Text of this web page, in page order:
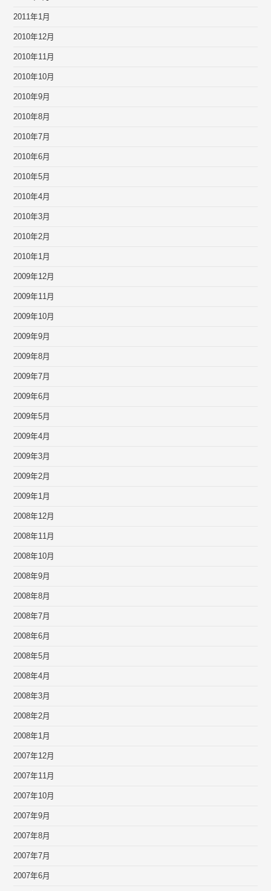
2011年1月
2010年12月
2010年11月
2010年10月
2010年9月
2010年8月
2010年7月
2010年6月
2010年5月
2010年4月
2010年3月
2010年2月
2010年1月
2009年12月
2009年11月
2009年10月
2009年9月
2009年8月
2009年7月
2009年6月
2009年5月
2009年4月
2009年3月
2009年2月
2009年1月
2008年12月
2008年11月
2008年10月
2008年9月
2008年8月
2008年7月
2008年6月
2008年5月
2008年4月
2008年3月
2008年2月
2008年1月
2007年12月
2007年11月
2007年10月
2007年9月
2007年8月
2007年7月
2007年6月